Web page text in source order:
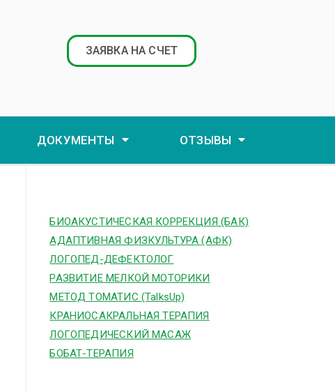
ЗАЯВКА НА СЧЕТ
ДОКУМЕНТЫ ОТЗЫВЫ
БИОАКУСТИЧЕСКАЯ КОРРЕКЦИЯ (БАК)
АДАПТИВНАЯ ФИЗКУЛЬТУРА (АФК)
ЛОГОПЕД-ДЕФЕКТОЛОГ
РАЗВИТИЕ МЕЛКОЙ МОТОРИКИ
МЕТОД ТОМАТИС (TalksUp)
КРАНИОСАКРАЛЬНАЯ ТЕРАПИЯ
ЛОГОПЕДИЧЕСКИЙ МАСАЖ
БОБАТ-ТЕРАПИЯ